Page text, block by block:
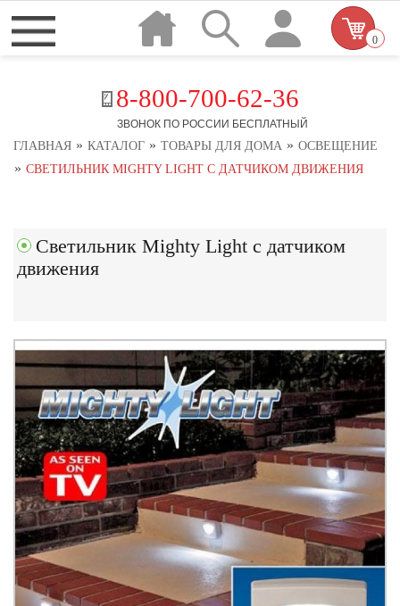
8-800-700-62-36
ЗВОНОК ПО РОССИИ БЕСПЛАТНЫЙ
0
ГЛАВНАЯ » КАТАЛОГ » ТОВАРЫ ДЛЯ ДОМА » ОСВЕЩЕНИЕ
» СВЕТИЛЬНИК MIGHTY LIGHT С ДАТЧИКОМ ДВИЖЕНИЯ
Светильник Mighty Light с датчиком
движения